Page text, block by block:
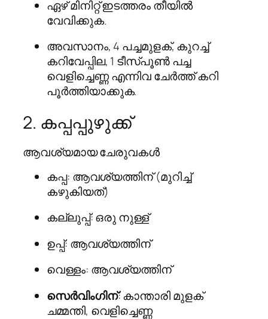
ഏഴ് മിനിറ്റ് ഇടത്തരം തീയിൽ
വേവിക്കുക.
അവസാനം, 4 പച്ചമുളക്, കുറച്ച്
കറിവേപ്പില, 1 ടീസ്പൂൺ പച്ച
വെളിച്ചെണ്ണ എന്നിവ ചേർത്ത് കറി
പൂർത്തിയാക്കുക.
2. കപ്പപ്പുഴുക്ക്
ആവശ്യമായ ചേരുവകൾ
കപ്പ: ആവശ്യത്തിന് (മുറിച്ച്
കഴുകിയത്)
കല്ലുപ്പ്: ഒരു നുള്ള്
ഉപ്പ്: ആവശ്യത്തിന്
വെള്ളം: ആവശ്യത്തിന്
സെർവിംഗിന്: കാന്താരി മുളക്
ചമ്മന്തി, വെളിച്ചെണ്ണ